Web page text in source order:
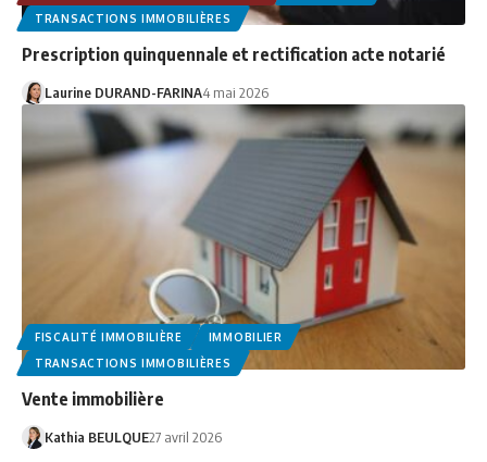
TRANSACTIONS IMMOBILIÈRES
Prescription quinquennale et rectification acte notarié
Laurine DURAND-FARINA4 mai 2026
FISCALITÉ IMMOBILIÈRE
IMMOBILIER
TRANSACTIONS IMMOBILIÈRES
Vente immobilière
Kathia BEULQUE27 avril 2026